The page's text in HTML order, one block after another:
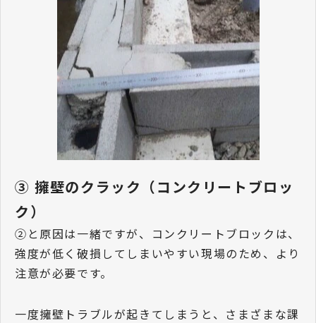
③ 擁壁のクラック（コンクリートブロッ
ク）
②と原因は一緒ですが、コンクリートブロックは、
強度が低く破損してしまいやすい現場のため、より
注意が必要です。
一度擁壁トラブルが起きてしまうと、さまざまな課